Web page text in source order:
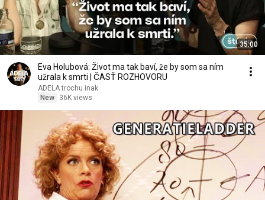
35:00
Eva Holubová: Život ma tak baví, že by som sa ním
užrala k smrti | ČASŤ ROZHOVORU
ADELA trochu inak
New
36K views